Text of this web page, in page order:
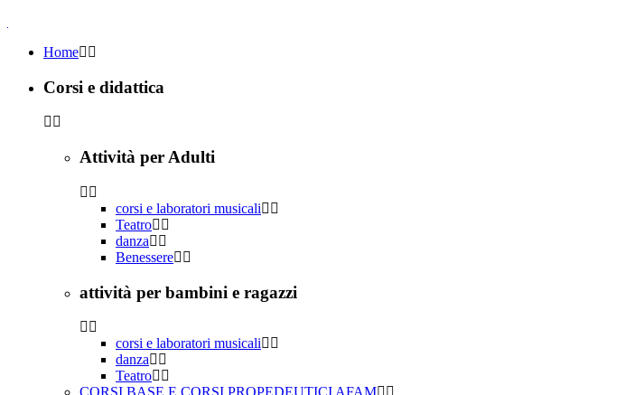
Home
Corsi e didattica
Attività per Adulti
corsi e laboratori musicali
Teatro
danza
Benessere
attività per bambini e ragazzi
corsi e laboratori musicali
danza
Teatro